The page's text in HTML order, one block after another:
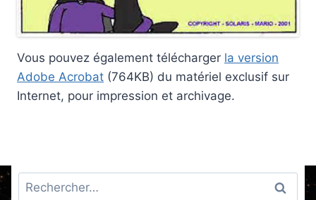
Vous pouvez également télécharger la version
Adobe Acrobat (764KB) du matériel exclusif sur
Internet, pour impression et archivage.
Rechercher :